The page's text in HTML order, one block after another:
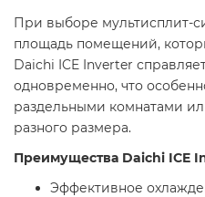
При выборе мультисплит-
площадь помещений,
Daichi ICE Inverter
одновременно, что
раздельными комнатами
разного размера.
Преимущества Daichi ICE
Эффективное